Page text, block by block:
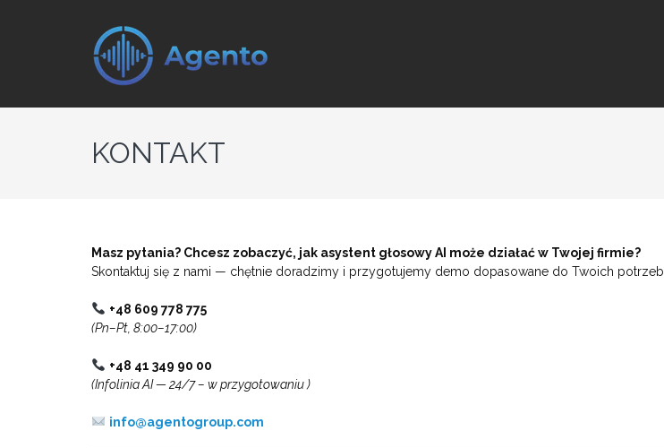
KONTAKT
Masz pytania? Chcesz zobaczyć, jak asystent głosowy AI może działać w Twojej firmie?
Skontaktuj się z nami — chętnie doradzimy i przygotujemy demo dopasowane do Twoich potrzeb.
+48 609 778 775
(Pn–Pt, 8:00–17:00)
+48 41 349 90 00
(Infolinia AI — 24/7 – w przygotowaniu )
info@agentogroup.com